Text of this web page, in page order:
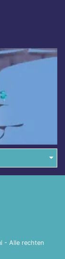
- Alle rechten